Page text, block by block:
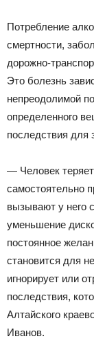
Потребление
смертности,
дорожно-
Это болезнь
непреодолимой
определенного
последствия для
— Человек
самостоятельно
вызывают у него
уменьшение
постоянное
становится для
игнорирует или
последствия,
Алтайского
Иванов.